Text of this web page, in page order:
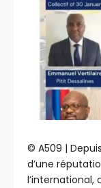
©️ A509 |
d’une
l’international,